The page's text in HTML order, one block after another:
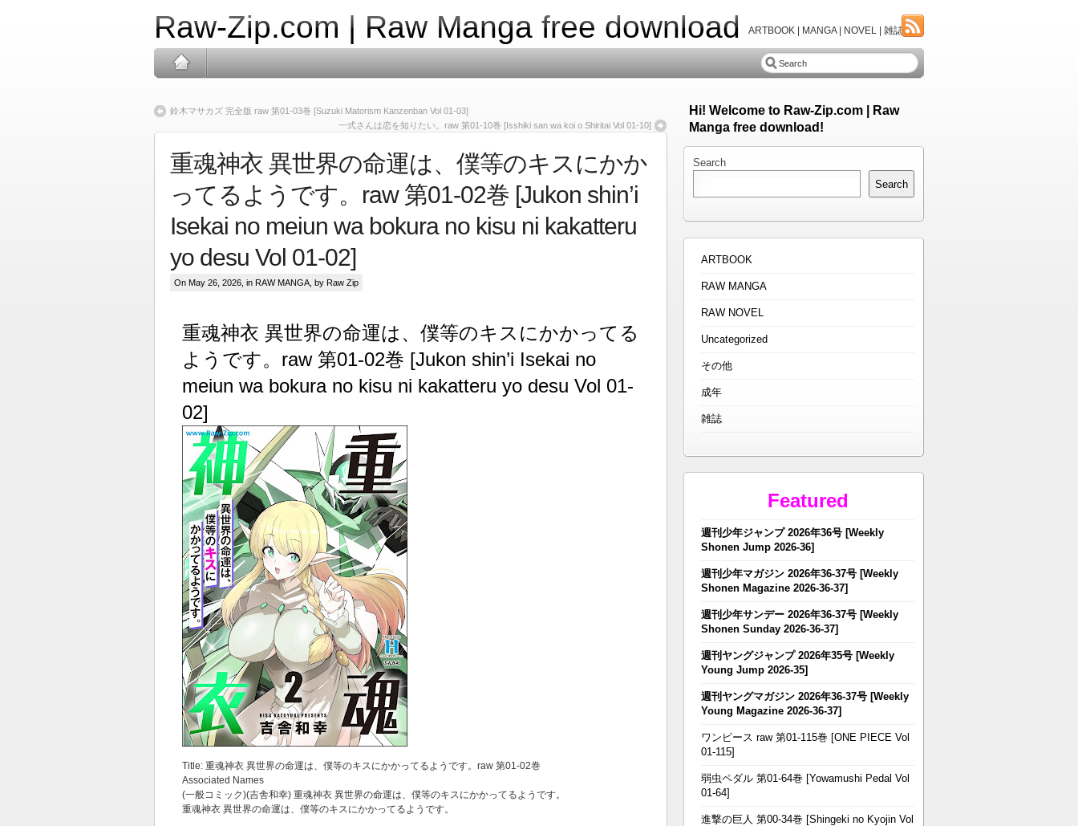
Raw-Zip.com | Raw Manga free download ARTBOOK | MANGA | NOVEL | 雑誌
鈴木マサカズ 完全版 raw 第01-03巻 [Suzuki Matorism Kanzenban Vol 01-03]
一式さんは恋を知りたい。raw 第01-10巻 [Isshiki san wa koi o Shiritai Vol 01-10]
重魂神衣 異世界の命運は、僕等のキスにかか
ってるようです。raw 第01-02巻 [Jukon shin’i
Isekai no meiun wa bokura no kisu ni kakatteru
yo desu Vol 01-02]
On May 26, 2026, in RAW MANGA , by Raw Zip
重魂神衣 異世界の命運は、僕等のキスにかかってる
ようです。raw 第01-02巻 [Jukon shin’i Isekai no
meiun wa bokura no kisu ni kakatteru yo desu Vol 01-
02]
Title: 重魂神衣 異世界の命運は、僕等のキスにかかってるようです。raw 第01-02巻
Associated Names
(一般コミック)(吉舎和幸) 重魂神衣 異世界の命運は、僕等のキスにかかってるようです。
重魂神衣 異世界の命運は、僕等のキスにかかってるようです。
Hi! Welcome to Raw-Zip.com | Raw
Manga free download!
Search
Search
ARTBOOK
RAW MANGA
RAW NOVEL
Uncategorized
その他
成年
雑誌
Featured
週刊少年ジャンプ 2026年36号 [Weekly
Shonen Jump 2026-36]
週刊少年マガジン 2026年36-37号 [Weekly
Shonen Magazine 2026-36-37]
週刊少年サンデー 2026年36-37号 [Weekly
Shonen Sunday 2026-36-37]
週刊ヤングジャンプ 2026年35号 [Weekly
Young Jump 2026-35]
週刊ヤングマガジン 2026年36-37号 [Weekly
Young Magazine 2026-36-37]
ワンピース raw 第01-115巻 [ONE PIECE Vol
01-115]
弱虫ペダル 第01-64巻 [Yowamushi Pedal Vol
01-64]
進撃の巨人 第00-34巻 [Shingeki no Kyojin Vol